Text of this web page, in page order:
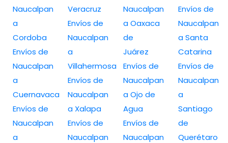
Naucalpan
a
Cordoba
Envíos de
Naucalpan
a
Cuernavaca
Envíos de
Naucalpan
a
Veracruz
Envíos de
Naucalpan
a
Villahermosa
Envíos de
Naucalpan
a Xalapa
Envíos de
Naucalpan
Naucalpan
a Oaxaca
de
Juárez
Envíos de
Naucalpan
a Ojo de
Agua
Envíos de
Naucalpan
Envíos de
Naucalpan
a Santa
Catarina
Envíos de
Naucalpan
a
Santiago
de
Querétaro